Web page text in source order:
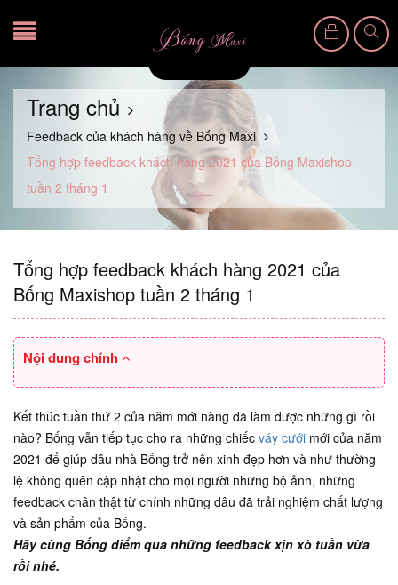
Trang chủ
Feedback của khách hàng về Bống Maxi
Tổng hợp feedback khách hàng 2021 của Bống Maxishop
tuần 2 tháng 1
Tổng hợp feedback khách hàng 2021 của
Bống Maxishop tuần 2 tháng 1
Nội dung chính
Kết thúc tuần thứ 2 của năm mới nàng đã làm được những gì rồi
nào? Bống vẫn tiếp tục cho ra những chiếc váy cưới mới của năm
2021 để giúp dâu nhà Bống trở nên xinh đẹp hơn và như thường
lệ không quên cập nhật cho mọi người những bộ ảnh, những
feedback chân thật từ chính những dâu đã trải nghiệm chất lượng
và sản phẩm của Bống.
Hãy cùng Bống điểm qua những feedback xịn xò tuần vừa
rồi nhé.